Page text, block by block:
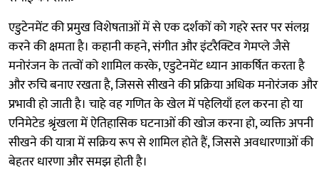
एडुटेनमेंट की प्रमुख विशेषताओं में से एक दर्शकों को गहरे स्तर पर संलग्न
करने की क्षमता है। कहानी कहने, संगीत और इंटरैक्टिव गेमप्ले जैसे
मनोरंजन के तत्वों को शामिल करके, एडुटेनमेंट ध्यान आकर्षित करता है
और रुचि बनाए रखता है, जिससे सीखने की प्रक्रिया अधिक मनोरंजक और
प्रभावी हो जाती है। चाहे वह गणित के खेल में पहेलियाँ हल करना हो या
एनिमेटेड श्रृंखला में ऐतिहासिक घटनाओं की खोज करना हो, व्यक्ति अपनी
सीखने की यात्रा में सक्रिय रूप से शामिल होते हैं, जिससे अवधारणाओं की
बेहतर धारणा और समझ होती है।